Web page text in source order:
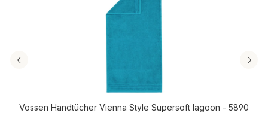
Vossen Handtücher Vienna Style Supersoft lagoon - 5890